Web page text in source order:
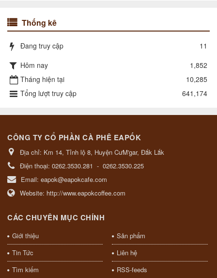
Thống kê
Đang truy cập
11
Hôm nay
1,852
Tháng hiện tại
10,285
Tổng lượt truy cập
641,174
CÔNG TY CỔ PHẦN CÀ PHÊ EAPỐK
Địa chỉ: Km 14, Tỉnh lộ 8, Huyện CưM'gar, Đắk Lắk
Điện thoại: 0262.3530.281 - 0262.3530.225
Email: eapok@eapokcafe.com
Website: http://www.eapokcoffee.com
CÁC CHUYÊN MỤC CHÍNH
Giới thiệu
Sản phẩm
Tin Tức
Liên hệ
Tìm kiếm
RSS-feeds